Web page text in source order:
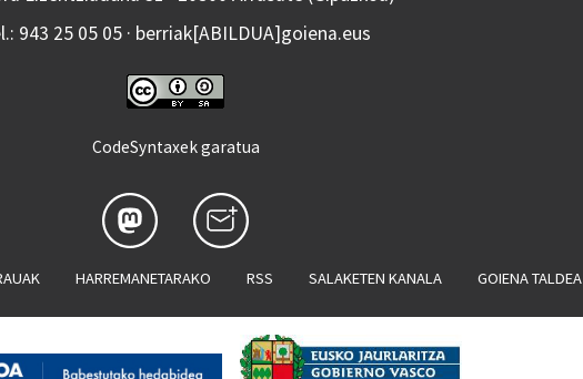
943 25 05 05 · berriak[ABILDUA]goiena.eus
CodeSyntaxek garatua
HARREMANETARAKO RSS SALAKETEN KANALA GOIENA TALDEA